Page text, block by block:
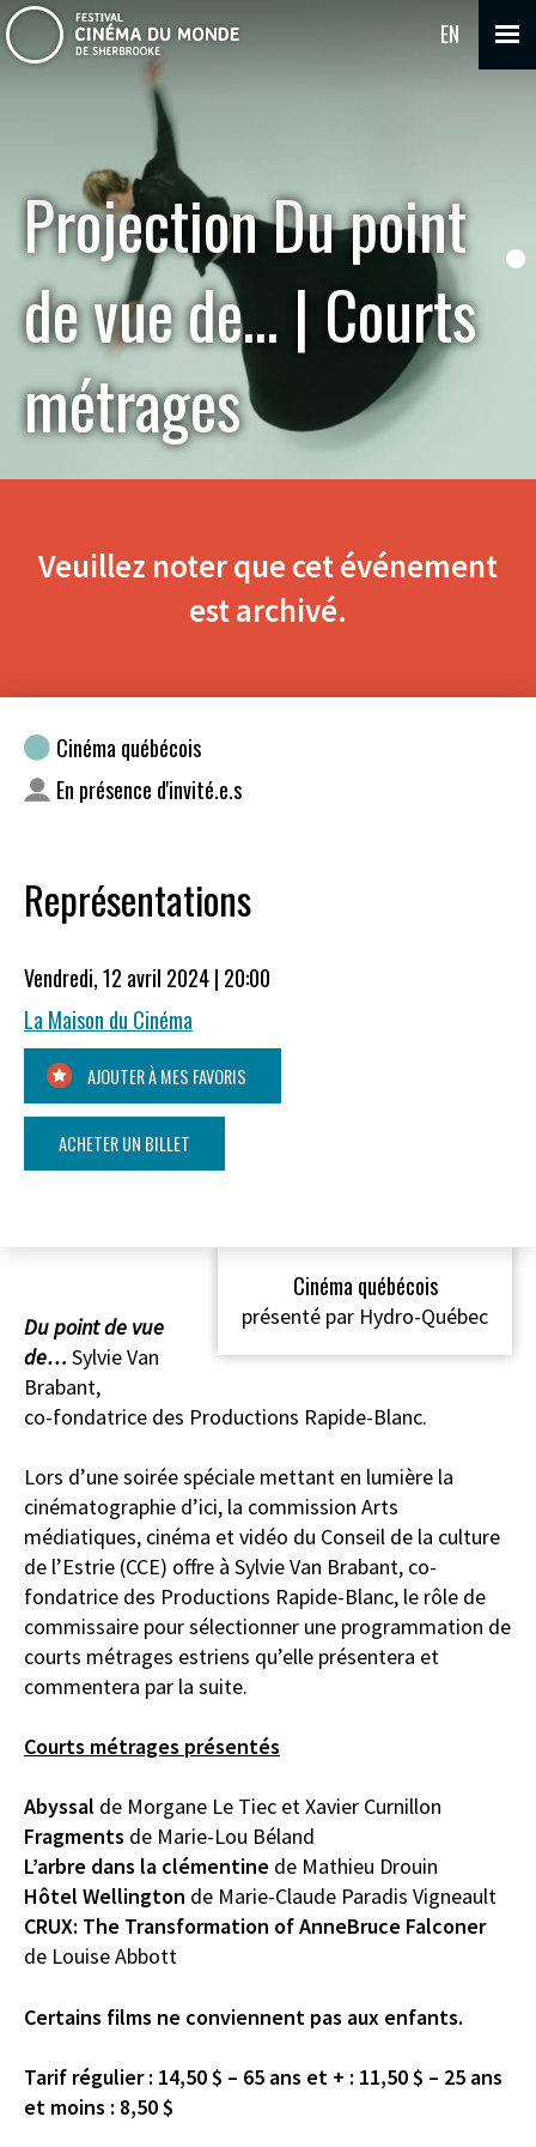
EN
Projection Du point
de vue de… | Courts
métrages
Veuillez noter que cet événement
est archivé.
Cinéma québécois
En présence d'invité.e.s
Représentations
Vendredi, 12 avril 2024 | 20:00
La Maison du Cinéma
AJOUTER À MES FAVORIS
ACHETER UN BILLET
Cinéma québécois
présenté par Hydro-Québec
Du point de vue
de… Sylvie Van
Brabant,
co-fondatrice des Productions Rapide-Blanc.
Lors d’une soirée spéciale mettant en lumière la
cinématographie d’ici, la commission Arts
médiatiques, cinéma et vidéo du Conseil de la culture
de l’Estrie (CCE) offre à Sylvie Van Brabant, co-
fondatrice des Productions Rapide-Blanc, le rôle de
commissaire pour sélectionner une programmation de
courts métrages estriens qu’elle présentera et
commentera par la suite.
Courts métrages présentés
Abyssal de Morgane Le Tiec et Xavier Curnillon
Fragments de Marie-Lou Béland
L’arbre dans la clémentine de Mathieu Drouin
Hôtel Wellington de Marie-Claude Paradis Vigneault
CRUX: The Transformation of AnneBruce Falconer
de Louise Abbott
Certains films ne conviennent pas aux enfants.
Tarif régulier : 14,50 $ – 65 ans et + : 11,50 $ – 25 ans
et moins : 8,50 $